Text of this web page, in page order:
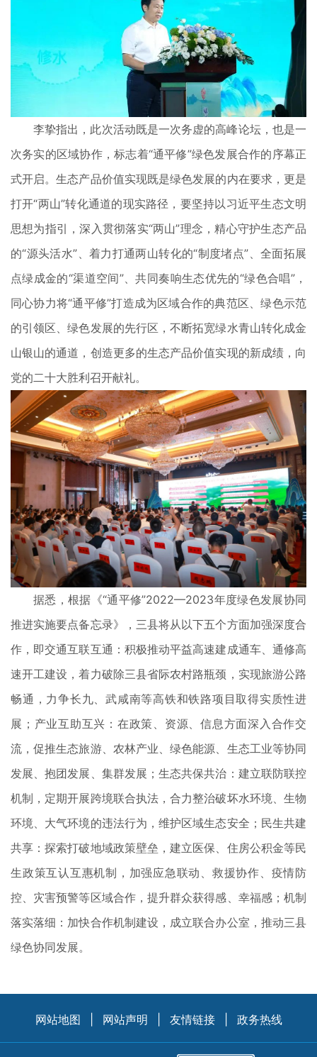
李挚指出，此次活动既是一次务虚的高峰论坛，也是一
次务实的区域协作，标志着“通平修”绿色发展合作的序幕正
式开启。生态产品价值实现既是绿色发展的内在要求，更是
打开“两山”转化通道的现实路径，要坚持以习近平生态文明
思想为指引，深入贯彻落实“两山”理念，精心守护生态产品
的“源头活水”、着力打通两山转化的“制度堵点”、全面拓展
点绿成金的“渠道空间”、共同奏响生态优先的“绿色合唱”，
同心协力将“通平修”打造成为区域合作的典范区、绿色示范
的引领区、绿色发展的先行区，不断拓宽绿水青山转化成金
山银山的通道，创造更多的生态产品价值实现的新成绩，向
党的二十大胜利召开献礼。
据悉，根据《“通平修”2022—2023年度绿色发展协同
推进实施要点备忘录》，三县将从以下五个方面加强深度合
作，即交通互联互通：积极推动平益高速建成通车、通修高
速开工建设，着力破除三县省际农村路瓶颈，实现旅游公路
畅通，力争长九、武咸南等高铁和铁路项目取得实质性进
展；产业互助互兴：在政策、资源、信息方面深入合作交
流，促推生态旅游、农林产业、绿色能源、生态工业等协同
发展、抱团发展、集群发展；生态共保共治：建立联防联控
机制，定期开展跨境联合执法，合力整治破坏水环境、生物
环境、大气环境的违法行为，维护区域生态安全；民生共建
共享：探索打破地域政策壁垒，建立医保、住房公积金等民
生政策互认互惠机制，加强应急联动、救援协作、疫情防
控、灾害预警等区域合作，提升群众获得感、幸福感；机制
落实落细：加快合作机制建设，成立联合办公室，推动三县
绿色协同发展。
网站地图 网站声明 友情链接 政务热线